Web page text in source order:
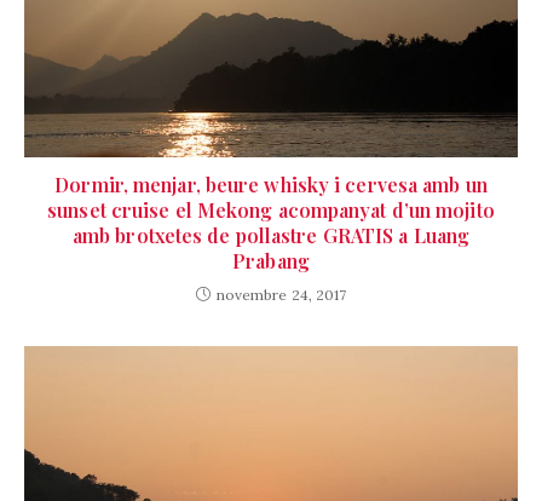
Dormir, menjar, beure whisky i cervesa amb un
sunset cruise el Mekong acompanyat d’un mojito
amb brotxetes de pollastre GRATIS a Luang
Prabang
novembre 24, 2017